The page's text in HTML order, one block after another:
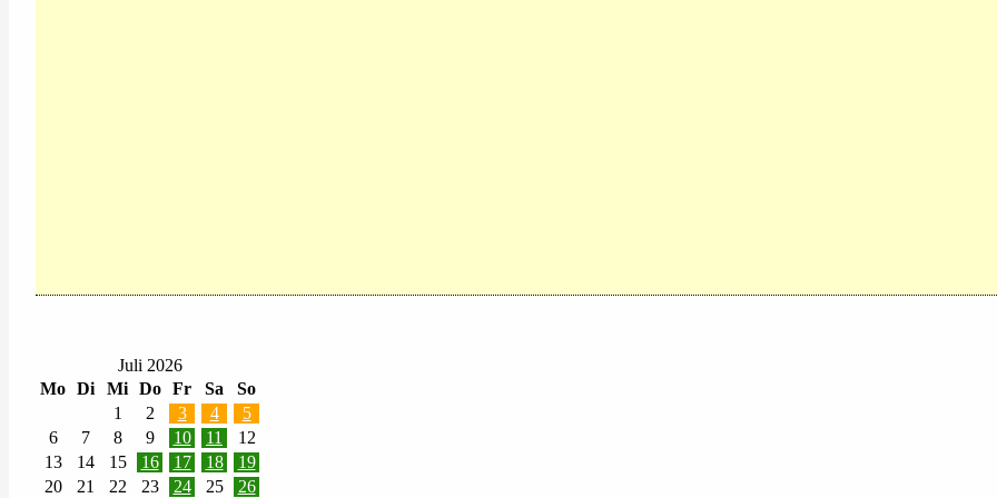
Juli 2026
Mo Di Mi Do Fr Sa
So
1
2 3 4
5
6
7 8 9 10 11
12
13
14 15 16 17 18
19
20
21 22 23 24 25 26